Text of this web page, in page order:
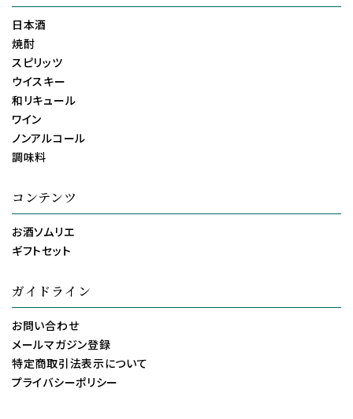
日本酒
焼酎
スピリッツ
ウイスキー
和リキュール
ワイン
ノンアルコール
調味料
コンテンツ
お酒ソムリエ
ギフトセット
ガイドライン
お問い合わせ
メールマガジン登録
特定商取引法表示について
プライバシーポリシー